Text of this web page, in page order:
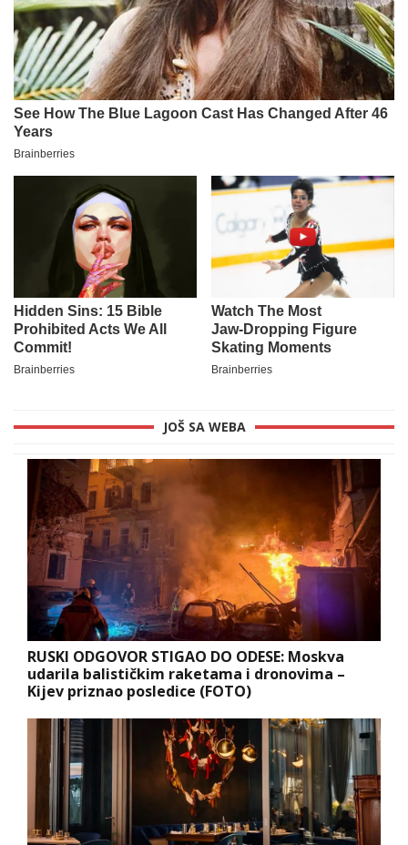
JOŠ SA WEBA
RUSKI ODGOVOR STIGAO DO ODESE: Moskva
udarila balističkim raketama i dronovima –
Kijev priznao posledice (FOTO)